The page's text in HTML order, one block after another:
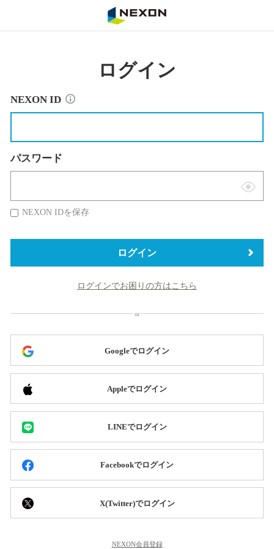
ログイン
NEXON ID
パスワード
表
替
NEXON IDを保存
ログイン
ログインでお困りの方はこちら
Googleでログイン
Appleでログイン
LINEでログイン
Facebookでログイン
X(Twitter)でログイン
NEXON会員登録